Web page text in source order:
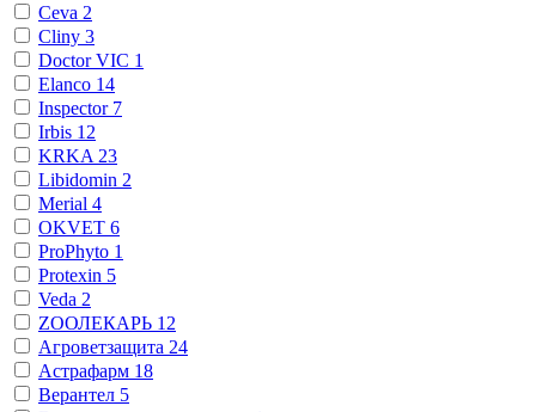
Ceva 2
Cliny 3
Doctor VIC 1
Elanco 14
Inspector 7
Irbis 12
KRKA 23
Libidomin 2
Merial 4
OKVET 6
ProPhyto 1
Protexin 5
Veda 2
ZООЛЕКАРЬ 12
Агроветзащита 24
Астрафарм 18
Верантел 5